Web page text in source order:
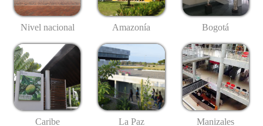
Nivel nacional Amazonía Bogotá
Caribe La Paz Manizales